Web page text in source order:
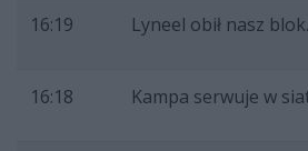
16:19 Lyneel obił nasz blok.
16:18 Kampa serwuje w